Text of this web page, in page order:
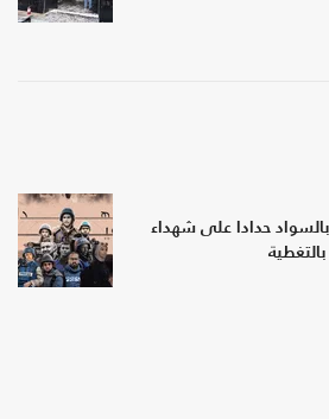
بالسواد حدادا على شهداء